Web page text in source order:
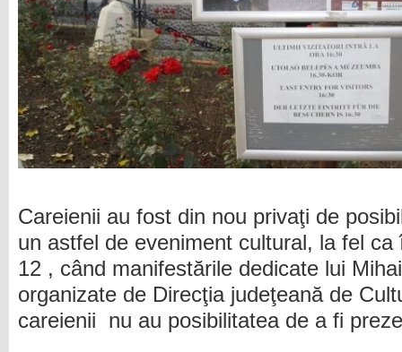
Careienii au fost din nou privaţi de
un astfel de eveniment cultural, la fel
12 , când manifestările dedicate lui
organizate de Direcţia judeţeană de
careienii nu au posibilitatea de a fi